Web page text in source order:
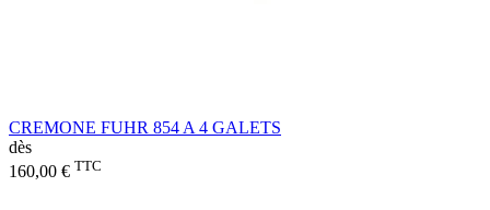
CREMONE FUHR 854 A 4 GALETS
dès
160,00 € TTC